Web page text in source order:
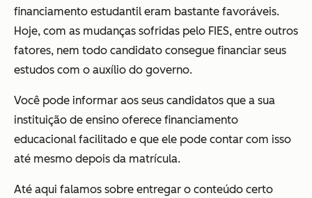
financiamento estudantil eram bastante favoráveis.
Hoje, com as mudanças sofridas pelo FIES, entre outros
fatores, nem todo candidato consegue financiar seus
estudos com o auxílio do governo.
Você pode informar aos seus candidatos que a sua
instituição de ensino oferece financiamento
educacional facilitado e que ele pode contar com isso
até mesmo depois da matrícula.
Até aqui falamos sobre entregar o conteúdo certo